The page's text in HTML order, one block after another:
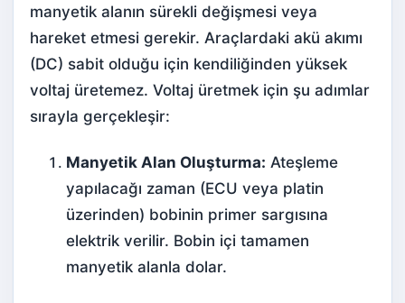
manyetik alanın sürekli değişmesi veya
hareket etmesi gerekir. Araçlardaki akü akımı
(DC) sabit olduğu için kendiliğinden yüksek
voltaj üretemez. Voltaj üretmek için şu adımlar
sırayla gerçekleşir:
Manyetik Alan Oluşturma: Ateşleme
yapılacağı zaman (ECU veya platin
üzerinden) bobinin primer sargısına
elektrik verilir. Bobin içi tamamen
manyetik alanla dolar.